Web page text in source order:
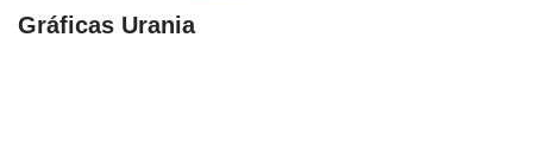
Gráficas Urania